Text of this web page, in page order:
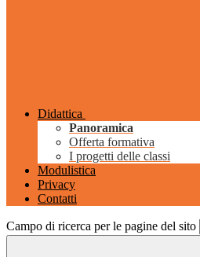
Didattica
Panoramica
Offerta formativa
I progetti delle classi
Modulistica
Privacy
Contatti
Campo di ricerca per le pagine del sito